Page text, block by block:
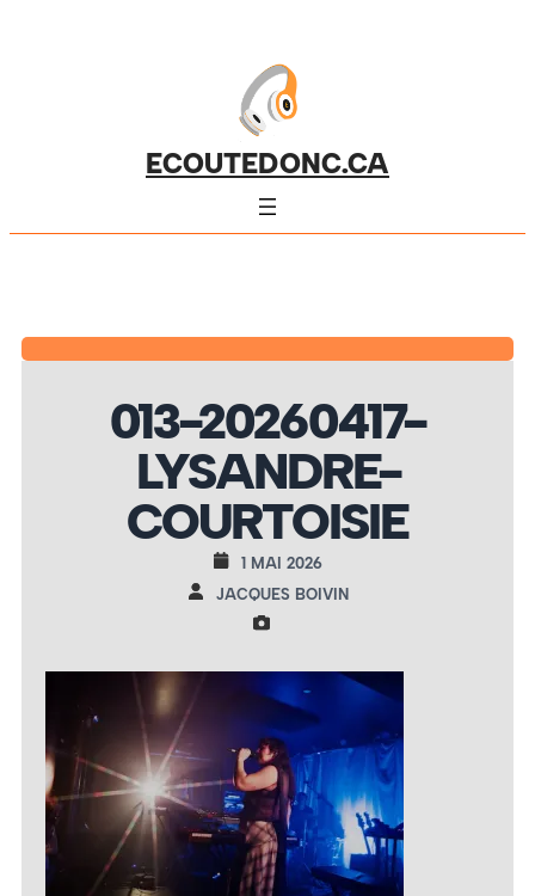
ECOUTEDONC.CA
013-20260417-
LYSANDRE-
COURTOISIE
1 MAI 2026
JACQUES BOIVIN